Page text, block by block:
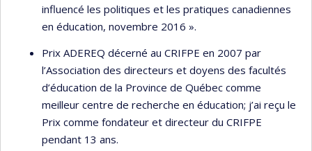
influencé les politiques et les pratiques canadiennes
en éducation, novembre 2016 ».
Prix ADEREQ décerné au CRIFPE en 2007 par
l’Association des directeurs et doyens des facultés
d’éducation de la Province de Québec comme
meilleur centre de recherche en éducation; j’ai reçu le
Prix comme fondateur et directeur du CRIFPE
pendant 13 ans.